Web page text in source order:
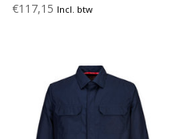
€117,15 Incl. btw